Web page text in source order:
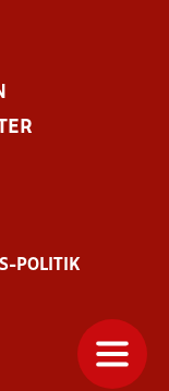
POLITIK